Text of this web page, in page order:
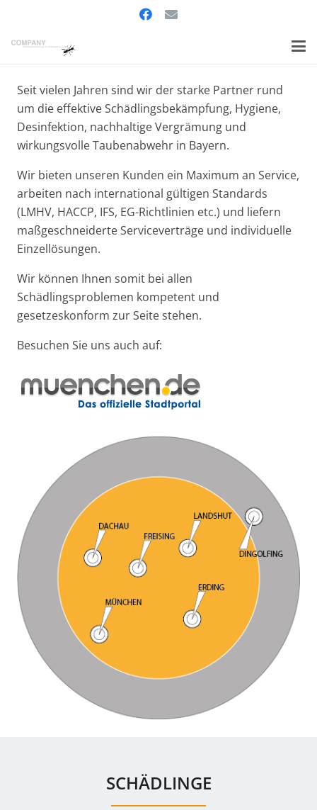
Seit vielen Jahren sind wir der starke Partner rund
um die effektive Schädlingsbekämpfung, Hygiene,
Desinfektion, nachhaltige Vergrämung und
wirkungsvolle Taubenabwehr in Bayern.
Wir bieten unseren Kunden ein Maximum an Service,
arbeiten nach international gültigen Standards
(LMHV, HACCP, IFS, EG-Richtlinien etc.) und liefern
maßgeschneiderte Serviceverträge und individuelle
Einzellösungen.
Wir können Ihnen somit bei allen
Schädlingsproblemen kompetent und
gesetzeskonform zur Seite stehen.
Besuchen Sie uns auch auf:
SCHÄDLINGE